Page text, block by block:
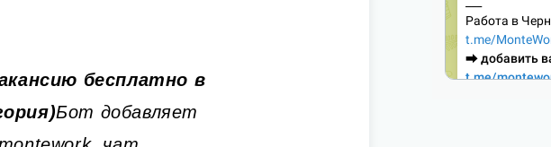
бесплатно в
Бот добавляет